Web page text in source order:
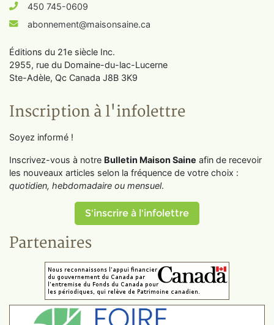
450 745-0609
abonnement@maisonsaine.ca
Éditions du 21e siècle Inc.
2955, rue du Domaine-du-lac-Lucerne
Ste-Adèle, Qc Canada J8B 3K9
Inscription à l'infolettre
Soyez informé !
Inscrivez-vous à notre Bulletin Maison Saine afin de recevoir
les nouveaux articles selon la fréquence de votre choix :
quotidien, hebdomadaire ou mensuel.
S'inscrire à l'infolettre
Partenaires